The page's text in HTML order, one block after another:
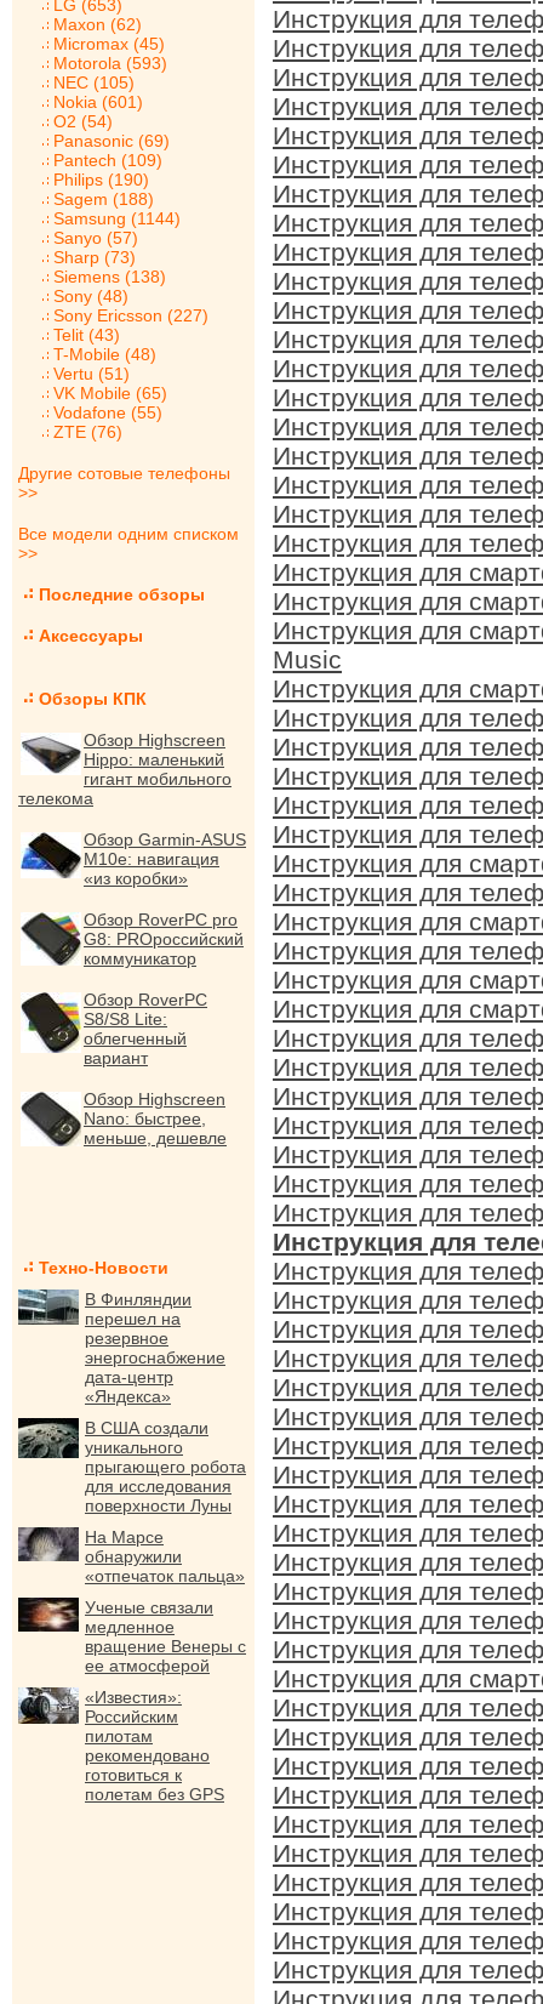
LG (653)
Maxon (62)
Micromax (45)
Motorola (593)
NEC (105)
Nokia (601)
O2 (54)
Panasonic (69)
Pantech (109)
Philips (190)
Sagem (188)
Samsung (1144)
Sanyo (57)
Sharp (73)
Siemens (138)
Sony (48)
Sony Ericsson (227)
Telit (43)
T-Mobile (48)
Vertu (51)
VK Mobile (65)
Vodafone (55)
ZTE (76)
Другие сотовые телефоны
>>
Все модели одним списком
>>
Последние обзоры
Аксессуары
Обзоры КПК
Обзор Highscreen
Hippo: маленький
гигант мобильного
телекома
Обзор Garmin-ASUS
M10e: навигация
«из коробки»
Обзор RoverPC pro
G8: PROроссийский
коммуникатор
Обзор RoverPC
S8/S8 Lite:
облегченный
вариант
Обзор Highscreen
Nano: быстрее,
меньше, дешевле
Техно-Новости
В Финляндии
перешел на
резервное
энергоснабжение
дата-центр
«Яндекса»
В США создали
уникального
прыгающего робота
для исследования
поверхности Луны
На Марсе
обнаружили
«отпечаток пальца»
Ученые связали
медленное
вращение Венеры с
ее атмосферой
«Известия»:
Российским
пилотам
рекомендовано
готовиться к
полетам без GPS
Инструкция для
Инструкция для
Инструкция для
Инструкция для
Инструкция для
Инструкция для
Инструкция для
Инструкция для
Инструкция для
Инструкция для
Инструкция для
Инструкция для
Инструкция для
Инструкция для
Инструкция для
Инструкция для
Инструкция для
Инструкция для
Инструкция для
Инструкция для
Инструкция для
Инструкция для
Music
Инструкция для
Инструкция для
Инструкция для
Инструкция для
Инструкция для
Инструкция для
Инструкция для
Инструкция для
Инструкция для
Инструкция для
Инструкция для
Инструкция для
Инструкция для
Инструкция для
Инструкция для
Инструкция для
Инструкция для
Инструкция для
Инструкция для
Инструкция для
Инструкция для
Инструкция для
Инструкция для
Инструкция для
Инструкция для
Инструкция для
Инструкция для
Инструкция для
Инструкция для
Инструкция для
Инструкция для
Инструкция для
Инструкция для
Инструкция для
Инструкция для
Инструкция для
Инструкция для
Инструкция для
Инструкция для
Инструкция для
Инструкция для
Инструкция для
Инструкция для
Инструкция для
Инструкция для